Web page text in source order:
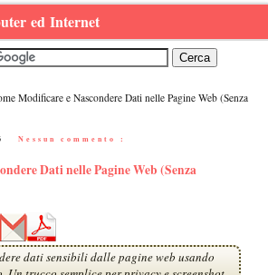
ed Internet
Modificare e Nascondere Dati nelle Pagine Web (Senza
Nessun commento :
Dati nelle Pagine Web (Senza
dati sensibili dalle pagine web usando